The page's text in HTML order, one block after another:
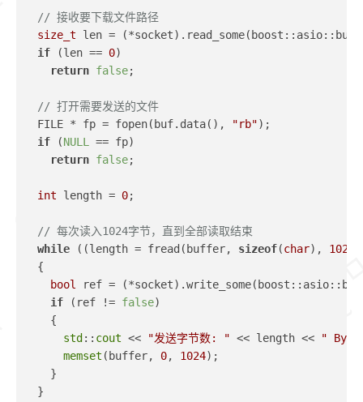
// 接收要下载文件路径
size_t len =
if (len == 0)
return false;
// 打开需要发送的文件
  FILE * fp = fopen(buf.data(),
"rb");
if (NULL
== fp)
return false;
int length = 0;
// 每次读入1024字节，直到全部读取结束
while ((length = fread(buffer, sizeof(char), 1024
  {
bool
ref =
if (ref != false)
    {
std :: cout << "发送字节数: " << length <<
"
memset (buffer, 0, 1024);
    }
  }